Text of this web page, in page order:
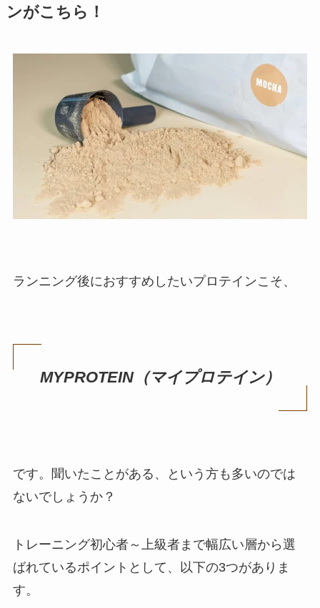
ンがこちら！
ランニング後におすすめしたいプロテインこそ、
MYPROTEIN（マイプロテイン）
です。聞いたことがある、という方も多いのでは
ないでしょうか？
トレーニング初心者～上級者まで幅広い層から選
ばれているポイントとして、以下の3つがありま
す。